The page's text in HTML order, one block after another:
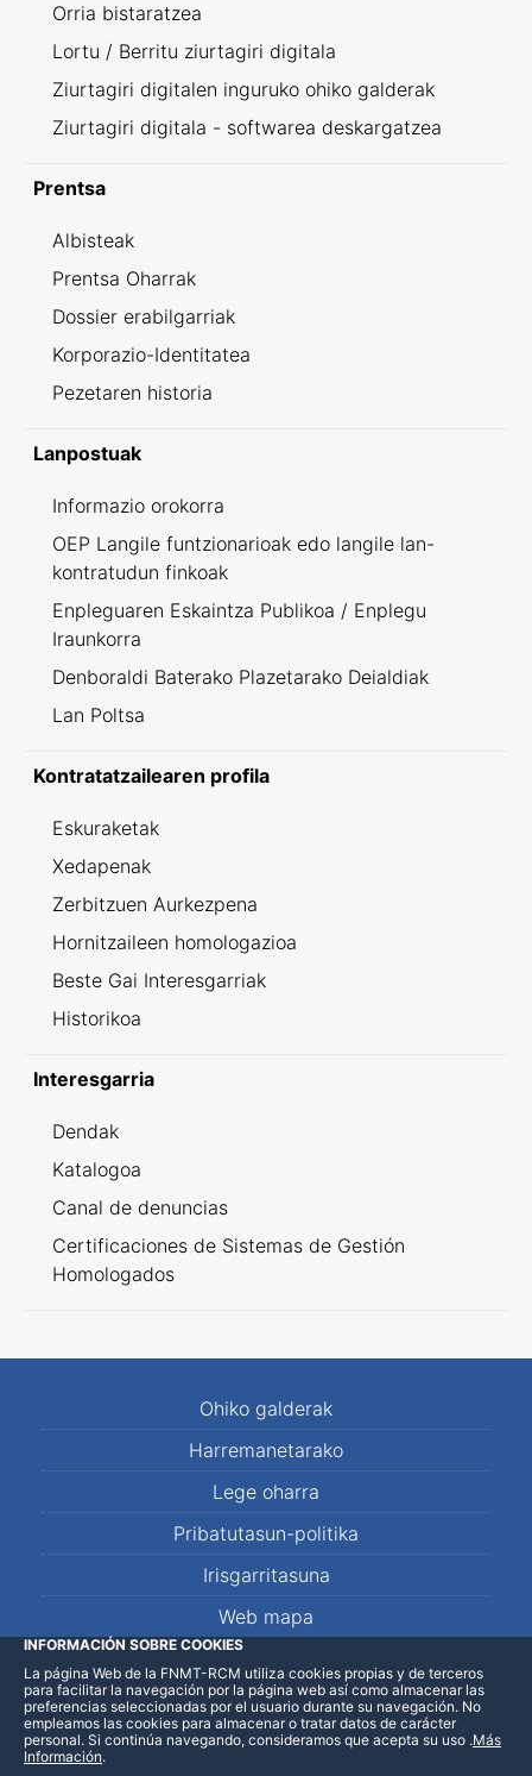
Orria bistaratzea
Lortu / Berritu ziurtagiri digitala
Ziurtagiri digitalen inguruko ohiko galderak
Ziurtagiri digitala - softwarea deskargatzea
Prentsa
Albisteak
Prentsa Oharrak
Dossier erabilgarriak
Korporazio-Identitatea
Pezetaren historia
Lanpostuak
Informazio orokorra
OEP Langile funtzionarioak edo langile lan-
kontratudun finkoak
Enpleguaren Eskaintza Publikoa / Enplegu
Iraunkorra
Denboraldi Baterako Plazetarako Deialdiak
Lan Poltsa
Kontratatzailearen profila
Eskuraketak
Xedapenak
Zerbitzuen Aurkezpena
Hornitzaileen homologazioa
Beste Gai Interesgarriak
Historikoa
Interesgarria
Dendak
Katalogoa
Canal de denuncias
Certificaciones de Sistemas de Gestión
Homologados
Ohiko galderak
Harremanetarako
Lege oharra
Pribatutasun-politika
Irisgarritasuna
Web mapa
LinkedInFacebookWhatsApp
INFORMACIÓN SOBRE COOKIES
La página Web de la FNMT-RCM utiliza cookies propias y de terceros
para facilitar la navegación por la página web así como almacenar las
preferencias seleccionadas por el usuario durante su navegación. No
empleamos las cookies para almacenar o tratar datos de carácter
personal. Si continúa navegando, consideramos que acepta su uso .Más
Información.